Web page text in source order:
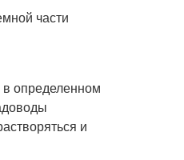
части
определенном
и